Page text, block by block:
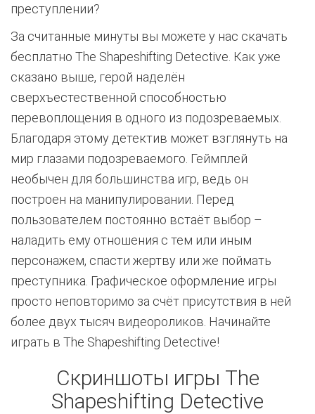
преступлении?
За считанные минуты вы можете у нас скачать
бесплатно The Shapeshifting Detective. Как уже
сказано выше, герой наделён
сверхъестественной способностью
перевоплощения в одного из подозреваемых.
Благодаря этому детектив может взглянуть на
мир глазами подозреваемого. Геймплей
необычен для большинства игр, ведь он
построен на манипулировании. Перед
пользователем постоянно встаёт выбор –
наладить ему отношения с тем или иным
персонажем, спасти жертву или же поймать
преступника. Графическое оформление игры
просто неповторимо за счёт присутствия в ней
более двух тысяч видеороликов. Начинайте
играть в The Shapeshifting Detective!
Скриншоты игры The
Shapeshifting Detective